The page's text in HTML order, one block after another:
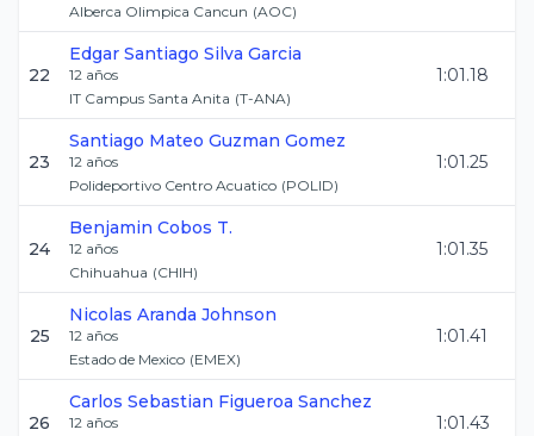
Alberca Olimpica Cancun (AOC)
22
Edgar Santiago Silva Garcia
12 años
IT Campus Santa Anita (T-ANA)
1:01.18
23
Santiago Mateo Guzman Gomez
12 años
Polideportivo Centro Acuatico (POLID)
1:01.25
24
Benjamin Cobos T.
12 años
Chihuahua (CHIH)
1:01.35
25
Nicolas Aranda Johnson
12 años
Estado de Mexico (EMEX)
1:01.41
26
Carlos Sebastian Figueroa Sanchez
12 años
1:01.43